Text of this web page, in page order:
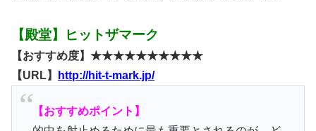
【殿堂】ヒットザマーク
【おすすめ度】★★★★★★★★★★
【URL】
http://hit-t-mark.jp/
【おすすめポイント】